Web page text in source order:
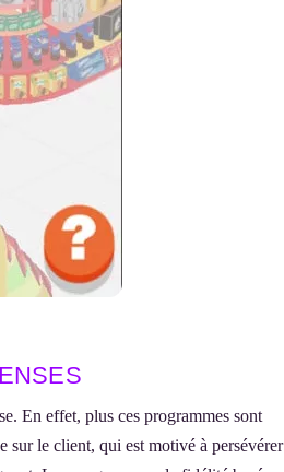
En effet, plus ces programmes sont
sur le client, qui est motivé à persévérer